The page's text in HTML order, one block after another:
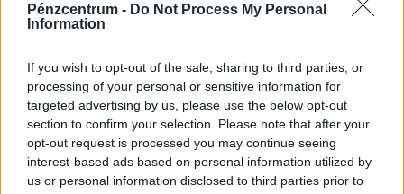
Pénzcentrum - Do Not Process My Personal
Information
If you wish to opt-out of the sale, sharing to third parties, or
processing of your personal or sensitive information for
targeted advertising by us, please use the below opt-out
section to confirm your selection. Please note that after your
opt-out request is processed you may continue seeing
interest-based ads based on personal information utilized by
us or personal information disclosed to third parties prior to
PÉNZCENTRUM| 2022. március 31. 16:31
részük nem tudna élni enélkül
Minél több autó van egy háztartásban, annál jellemzőbb,
hogy a gépkocsit elsődlegesen munkavégzés miatt
használják.
VILÁGGAZDASÁG| 2021. december 10. 09:35